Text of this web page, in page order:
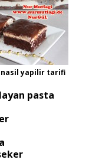
yapilir tarifi
pasta